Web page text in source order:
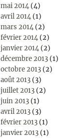
mai 2014 (4)
avril 2014 (1)
mars 2014 (2)
février 2014 (2)
janvier 2014 (2)
décembre 2013 (1)
octobre 2013 (2)
août 2013 (3)
juillet 2013 (2)
juin 2013 (1)
avril 2013 (3)
février 2013 (1)
janvier 2013 (1)